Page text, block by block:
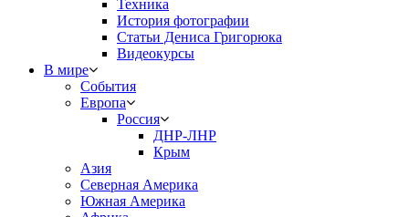
Техника
История фотографии
Статьи Дениса Григорюка
Видеокурсы
В мире
События
Европа
Россия
ДНР-ЛНР
Крым
Азия
Северная Америка
Южная Америка